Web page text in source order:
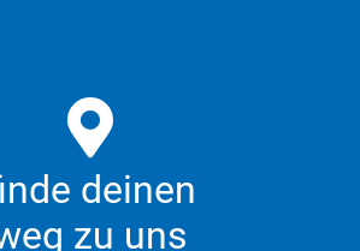
deinen
zu uns